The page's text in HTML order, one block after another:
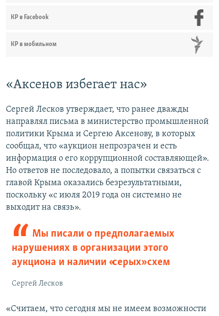
КР в Facebook
КР в мобильном
«Аксенов избегает нас»
Сергей Лесков утверждает, что ранее дважды
направлял письма в министерство промышленной
политики Крыма и Сергею Аксенову, в которых
сообщал, что «аукцион непрозрачен и есть
информация о его коррупционной составляющей».
Но ответов не последовало, а попытки связаться с
главой Крыма оказались безрезультатными,
поскольку «с июля 2019 года он системно не
выходит на связь».
Мы писали о предполагаемых
нарушениях в организации этого
аукциона и наличии «серых» схем
Сергей Лесков
«Считаем, что сегодня мы не имеем возможности